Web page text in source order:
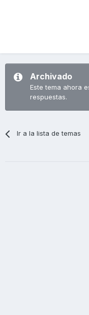
Archivado
Este tema ahora
respuestas.
Ir a la lista de temas